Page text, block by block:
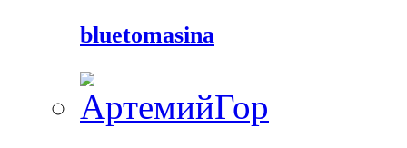
bluetomasina